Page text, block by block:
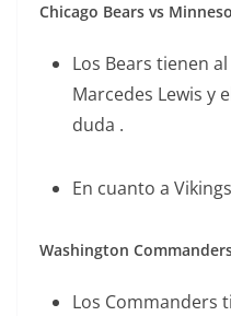
Chicago Bears vs
Los Bears tienen al
Marcedes Lewis y
duda .
En cuanto a
Washington
Los Commanders